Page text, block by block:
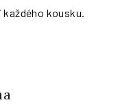
kousku.